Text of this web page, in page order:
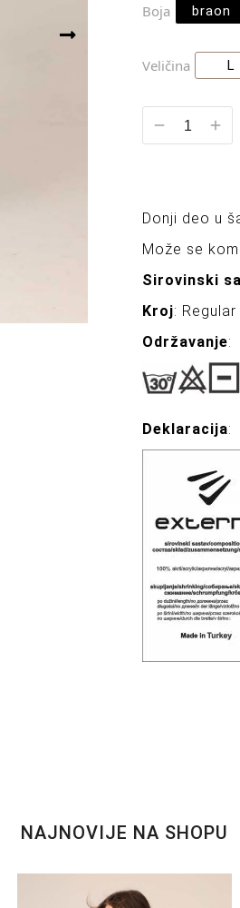
Boja braon
Veličina L
Donji deo u
Može se
Sirovinski
Kroj: Regular
Održavanje:
Deklaracija:
NAJNOVIJE NA SHOPU